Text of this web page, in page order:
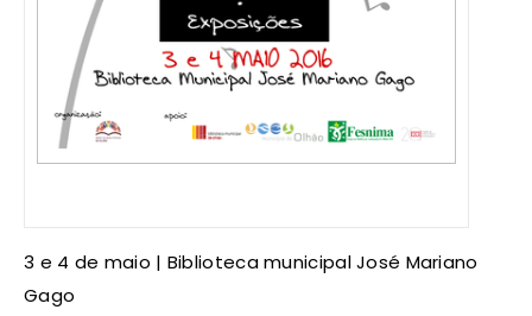
3 e 4 de maio | Biblioteca municipal José Mariano
Gago